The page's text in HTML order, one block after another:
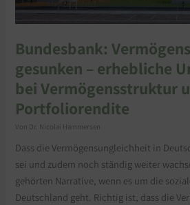
Bundesbank:
gesunken – erhebliche
bei Vermögensstruktur
Portfoliorendite
Von Dr. Nicolai Hammersen
Dass die Vermögensungleichheit in
sei und zudem noch ständig weiter
gehörten Narrative, wenn es um die
Deutschland geht. Richtig ist, dass die